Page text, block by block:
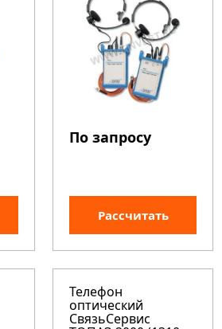
По запросу
Рассчитать
Телефон
оптический
СвязьСервис